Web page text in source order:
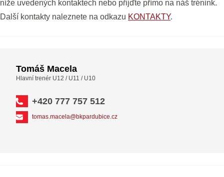
níže uvedených kontaktech nebo přijďte přímo na náš trénink.
Další kontakty naleznete na odkazu KONTAKTY.
Tomáš Macela
Hlavní trenér U12 / U11 / U10
+420 777 757 512
tomas.macela@bkpardubice.cz